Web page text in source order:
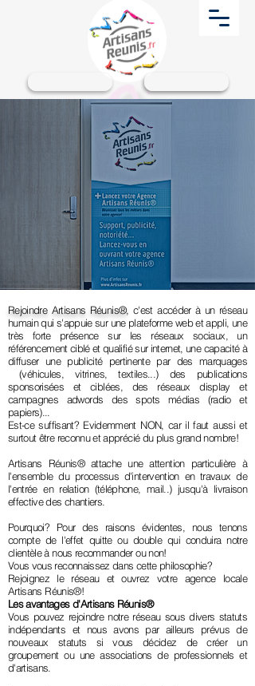
Rejoindre Artisans Réunis®, c'est accéder à un réseau
humain qui s'appuie sur une plateforme web et appli, une
très forte présence sur les réseaux sociaux, un
référencement ciblé et qualifié sur internet, une capacité à
diffuser une publicité pertinente par des marquages
(véhicules, vitrines, textiles...) des publications
sponsorisées et ciblées, des réseaux display et
campagnes adwords des spots médias (radio et
papiers)...
Est-ce suffisant? Evidemment NON, car il faut aussi et
surtout être reconnu et apprécié du plus grand nombre!
Artisans Réunis® attache une attention particulière à
l'ensemble du processus d'intervention en travaux de
l'entrée en relation (téléphone, mail..) jusqu'à livraison
effective des chantiers.
Pourquoi? Pour des raisons évidentes, nous tenons
compte de l'effet quitte ou double qui conduira notre
clientèle à nous recommander ou non!
Vous vous reconnaissez dans cette philosophie?
Rejoignez le réseau et ouvrez votre agence locale
Artisans Réunis®!
Les avantages d'Artisans Réunis®
Vous pouvez rejoindre notre réseau sous divers statuts
indépendants et nous avons par ailleurs prévus de
nouveaux statuts si vous décidez de créer un
groupement ou une associations de professionnels et
d'artisans.